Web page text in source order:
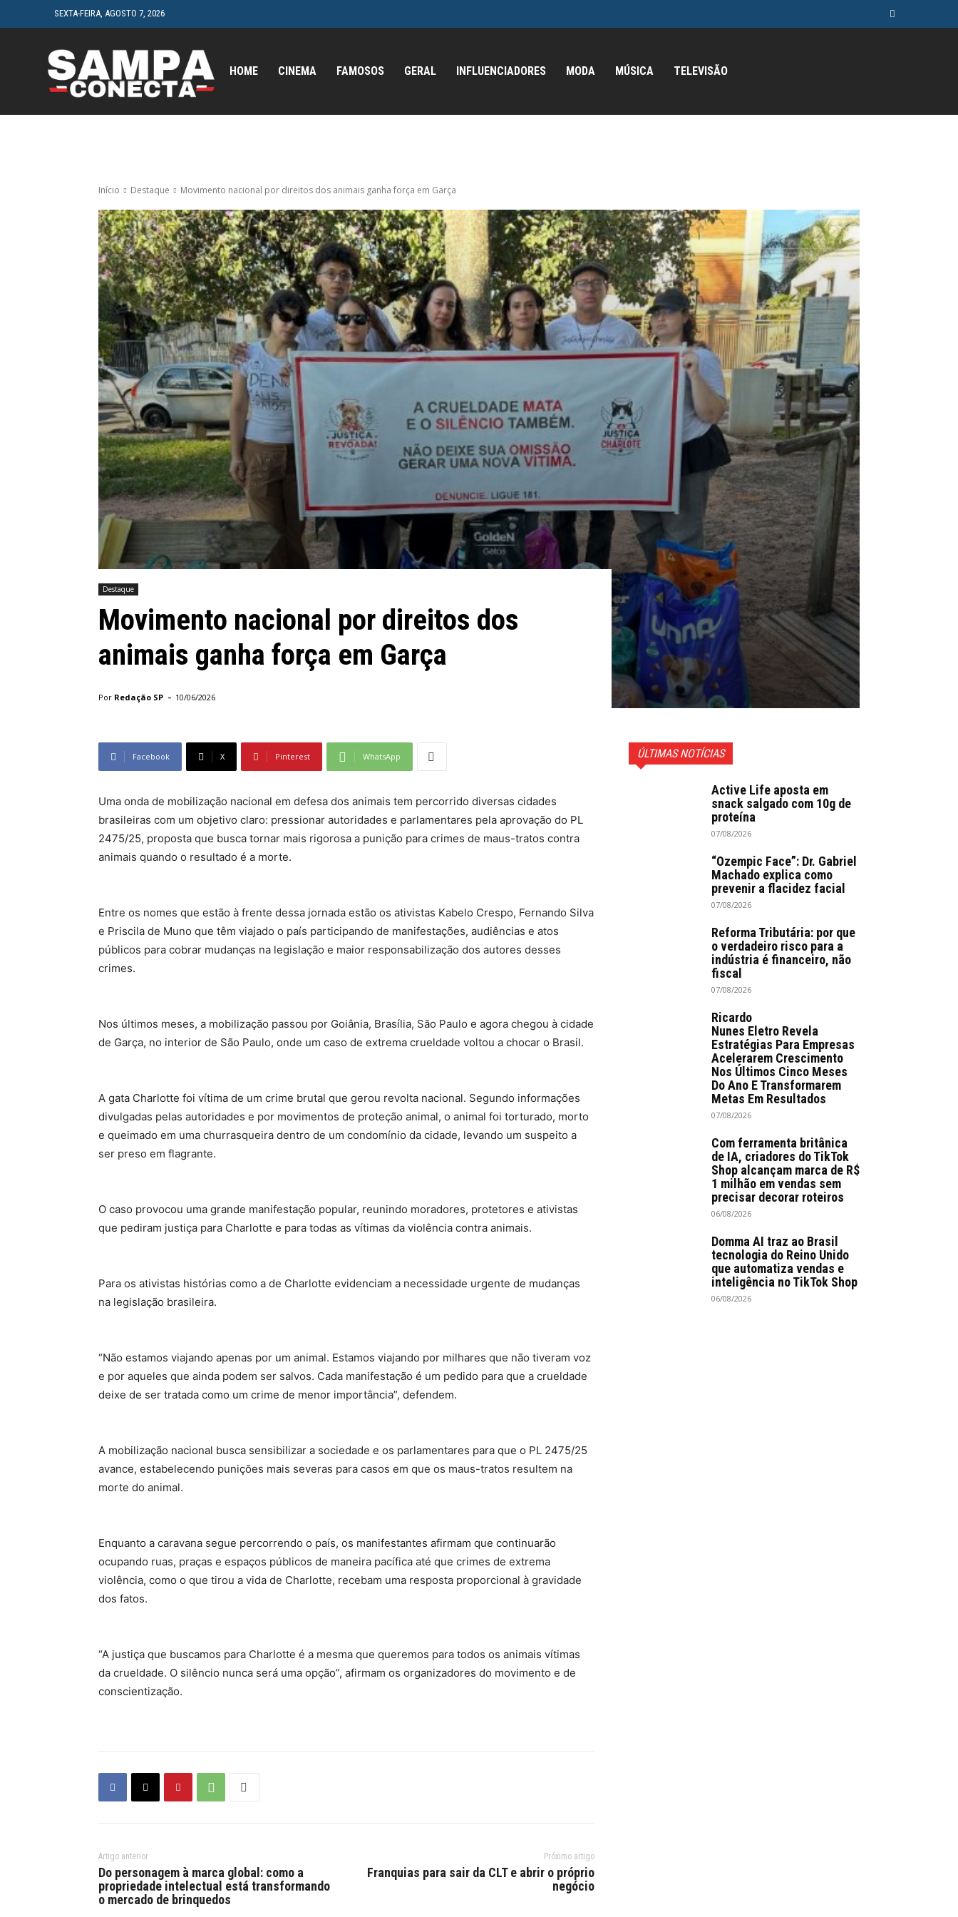
SEXTA-FEIRA, AGOSTO 7, 2026
HOME CINEMA FAMOSOS GERAL INFLUENCIADORES MODA MÚSICA TELEVISÃO
Início Destaque Movimento nacional por direitos dos animais ganha força em Garça
Destaque
Movimento nacional por direitos dos
animais ganha força em Garça
Por Redação SP - 10/06/2026
Facebook X Pinterest WhatsApp
Uma onda de mobilização nacional em defesa dos animais tem percorrido diversas cidades
brasileiras com um objetivo claro: pressionar autoridades e parlamentares pela aprovação do PL
2475/25, proposta que busca tornar mais rigorosa a punição para crimes de maus-tratos contra
animais quando o resultado é a morte.
Entre os nomes que estão à frente dessa jornada estão os ativistas Kabelo Crespo, Fernando Silva
e Priscila de Muno que têm viajado o país participando de manifestações, audiências e atos
públicos para cobrar mudanças na legislação e maior responsabilização dos autores desses
crimes.
Nos últimos meses, a mobilização passou por Goiânia, Brasília, São Paulo e agora chegou à cidade
de Garça, no interior de São Paulo, onde um caso de extrema crueldade voltou a chocar o Brasil.
A gata Charlotte foi vítima de um crime brutal que gerou revolta nacional. Segundo informações
divulgadas pelas autoridades e por movimentos de proteção animal, o animal foi torturado, morto
e queimado em uma churrasqueira dentro de um condomínio da cidade, levando um suspeito a
ser preso em flagrante.
O caso provocou uma grande manifestação popular, reunindo moradores, protetores e ativistas
que pediram justiça para Charlotte e para todas as vítimas da violência contra animais.
Para os ativistas histórias como a de Charlotte evidenciam a necessidade urgente de mudanças
na legislação brasileira.
“Não estamos viajando apenas por um animal. Estamos viajando por milhares que não tiveram voz
e por aqueles que ainda podem ser salvos. Cada manifestação é um pedido para que a crueldade
deixe de ser tratada como um crime de menor importância”, defendem.
A mobilização nacional busca sensibilizar a sociedade e os parlamentares para que o PL 2475/25
avance, estabelecendo punições mais severas para casos em que os maus-tratos resultem na
morte do animal.
Enquanto a caravana segue percorrendo o país, os manifestantes afirmam que continuarão
ocupando ruas, praças e espaços públicos de maneira pacífica até que crimes de extrema
violência, como o que tirou a vida de Charlotte, recebam uma resposta proporcional à gravidade
dos fatos.
“A justiça que buscamos para Charlotte é a mesma que queremos para todos os animais vítimas
da crueldade. O silêncio nunca será uma opção”, afirmam os organizadores do movimento e de
conscientização.
Artigo anterior
Do personagem à marca global: como a
propriedade intelectual está transformando
o mercado de brinquedos
Próximo artigo
Franquias para sair da CLT e abrir o próprio
negócio
ÚLTIMAS NOTÍCIAS
Active Life aposta em
snack salgado com 10g de
proteína
07/08/2026
“Ozempic Face”: Dr. Gabriel
Machado explica como
prevenir a flacidez facial
07/08/2026
Reforma Tributária: por que
o verdadeiro risco para a
indústria é financeiro, não
fiscal
07/08/2026
Ricardo
Nunes Eletro Revela
Estratégias Para Empresas
Acelerarem Crescimento
Nos Últimos Cinco Meses
Do Ano E Transformarem
Metas Em Resultados
07/08/2026
Com ferramenta britânica
de IA, criadores do TikTok
Shop alcançam marca de R$
1 milhão em vendas sem
precisar decorar roteiros
06/08/2026
Domma AI traz ao Brasil
tecnologia do Reino Unido
que automatiza vendas e
inteligência no TikTok Shop
06/08/2026